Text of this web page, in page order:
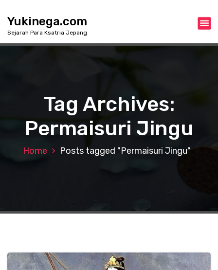
t
Yukinega.com
Sejarah Para Ksatria Jepang
Tag Archives:
Permaisuri Jingu
Home Posts tagged "Permaisuri Jingu"